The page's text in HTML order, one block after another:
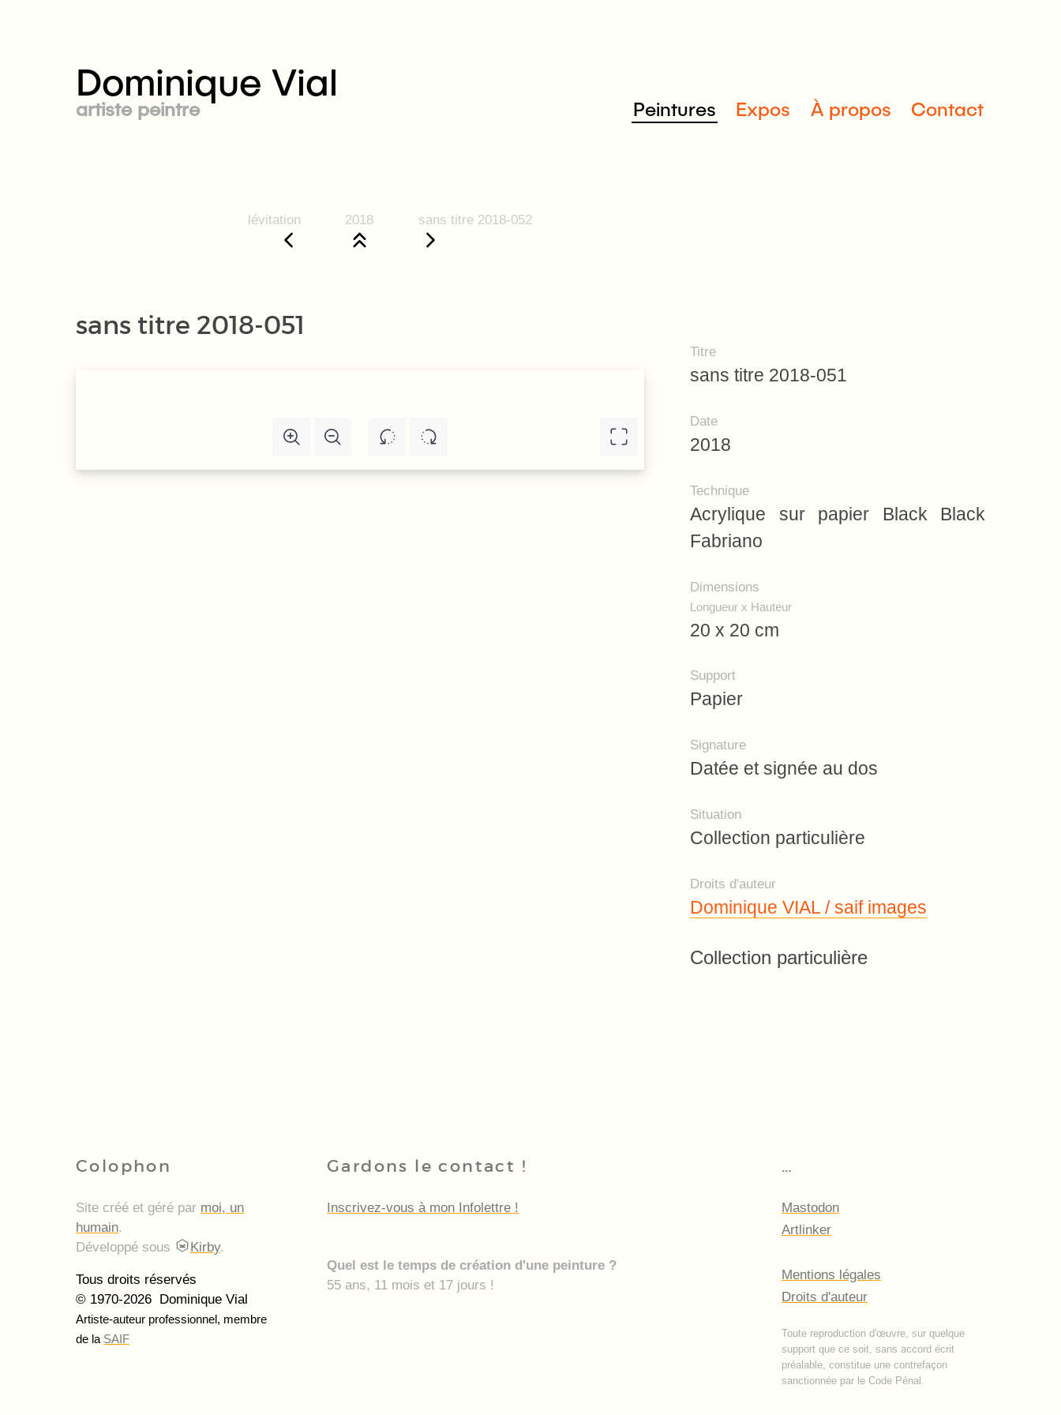
Dominique Vial
artiste peintre Peintures Expos À propos Contact
lévitation 2018 sans titre 2018-052
sans titre 2018-051
Titre
sans titre 2018-051
Date
2018
Technique
Acrylique sur papier Black Black
Fabriano
Dimensions
Longueur x Hauteur
20 x 20 cm
Support
Papier
Signature
Datée et signée au dos
Situation
Collection particulière
Droits d'auteur
Dominique VIAL / saif images
Collection particulière
Colophon
Site créé et géré par moi, un
humain.
Développé sous
Kirby.
Tous droits réservés
© 1970-2026 Dominique Vial
Artiste-auteur professionnel, membre
de la SAIF
Gardons le contact !
Inscrivez-vous à mon Infolettre !
Quel est le temps de création d'une peinture ?
55 ans, 11 mois et 17 jours !
…
Mastodon
Artlinker
Mentions légales
Droits d'auteur
Toute reproduction d'œuvre, sur quelque
support que ce soit, sans accord écrit
préalable, constitue une contrefaçon
sanctionnée par le Code Pénal.